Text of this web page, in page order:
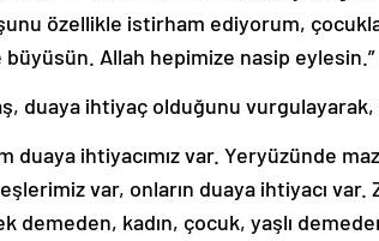
özellikle istirham ediyorum,
büyüsün. Allah hepimize nasip
duaya ihtiyaç olduğunu
duaya ihtiyacımız var. Yeryüzünde
var, onların duaya ihtiyacı
demeden, kadın, çocuk, yaşlı